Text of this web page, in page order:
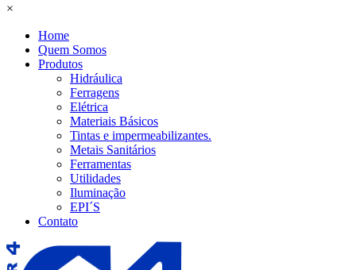
×
Home
Quem Somos
Produtos
Hidráulica
Ferragens
Elétrica
Materiais Básicos
Tintas e impermeabilizantes.
Metais Sanitários
Ferramentas
Utilidades
Iluminação
EPI´S
Contato